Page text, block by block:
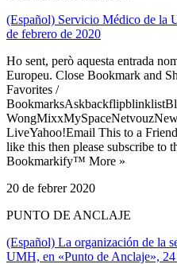
(Español) Servicio Médico de la
de febrero de 2020
Ho sent, però aquesta entrada
Europeu. Close Bookmark and
Favorites /
LiveYahoo!Email This to a
like this then please subscribe to
Bookmarkify™ More »
20 de febrer 2020
PUNTO DE ANCLAJE
(Español) La organización de la
UMH, en «Punto de Anclaje», 24